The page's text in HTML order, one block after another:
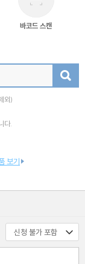
바코드 스캔
외)
다.
보기